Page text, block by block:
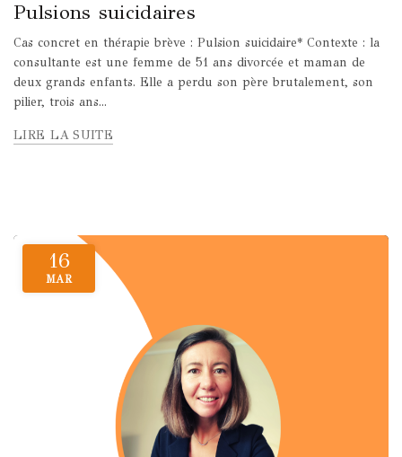
Pulsions suicidaires
Cas concret en thérapie brève : Pulsion suicidaire* Contexte : la
consultante est une femme de 51 ans divorcée et maman de
deux grands enfants. Elle a perdu son père brutalement, son
pilier, trois ans...
LIRE LA SUITE
16
MAR